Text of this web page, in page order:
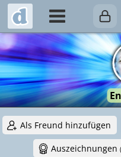
Als Freund hinzufügen
Auszeichnungen